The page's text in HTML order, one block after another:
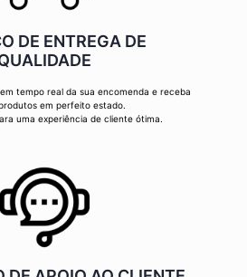
DE ENTREGA DE
tempo real da sua encomenda e receba
em perfeito estado.
uma experiência de cliente ótima.